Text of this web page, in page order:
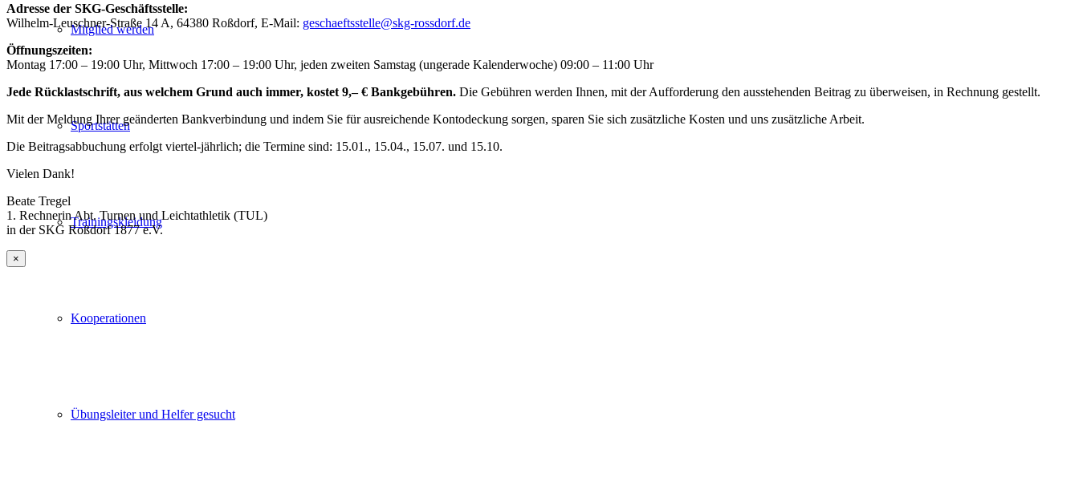
Mitglied werden
Sportstätten
Trainingskleidung
Kooperationen
Übungsleiter und Helfer gesucht
Adresse der SKG-Geschäftsstelle:
Wilhelm-Leuschner-Straße 14 A, 64380 Roßdorf, E-Mail: geschaeftsstelle@skg-rossdorf.de
Öffnungszeiten:
Montag 17:00 – 19:00 Uhr, Mittwoch 17:00 – 19:00 Uhr, jeden zweiten Samstag (ungerade Kalenderwoche) 09:00 – 11:00 Uhr
Jede Rücklastschrift, aus welchem Grund auch immer, kostet 9,– € Bankgebühren. Die Gebühren werden Ihnen, mit der Aufforderung den ausstehenden Beitrag zu überweisen, in Rechnung gestellt.
Mit der Meldung Ihrer geänderten Bankverbindung und indem Sie für ausreichende Kontodeckung sorgen, sparen Sie sich zusätzliche Kosten und uns zusätzliche Arbeit.
Die Beitragsabbuchung erfolgt viertel-jährlich; die Termine sind: 15.01., 15.04., 15.07. und 15.10.
Vielen Dank!
Beate Tregel
1. Rechnerin Abt. Turnen und Leichtathletik (TUL)
in der SKG Roßdorf 1877 e.V.
×